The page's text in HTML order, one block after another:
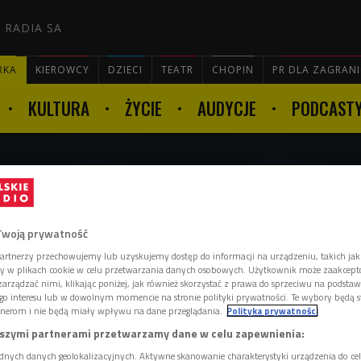
RADIA SA
KIEROWCY DZIECI TEATR CHOPIN PR DLA

KULTURA ŻYCIE AUDYCJE
Meta też planuje
może pożegnać się nawet
prywatność
przechowujemy lub uzyskujemy dostęp do informacji na urządzeniu, takich
w plikach cookie w celu przetwarzania danych osobowych. Użytkownik może
nimi, klikając poniżej, jak również skorzystać z prawa do sprzeciwu na
interesu lub w dowolnym momencie na stronie polityki prywatności. Te wybory będą
i nie będą miały wpływu na dane przeglądania. Polityka prywatności
partnerami przetwarzamy dane w celu zapewnienia:
danych geolokalizacyjnych. Aktywne skanowanie charakterystyki urządzenia do